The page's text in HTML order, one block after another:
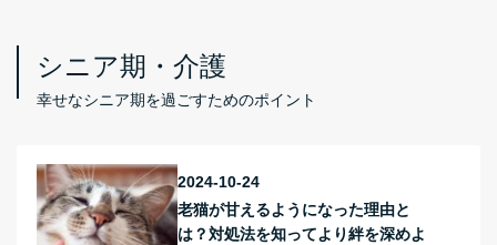
シニア期・介護
幸せなシニア期を過ごすためのポイント
2024-10-24
老猫が甘えるようになった理由と
は？対処法を知ってより絆を深めよ